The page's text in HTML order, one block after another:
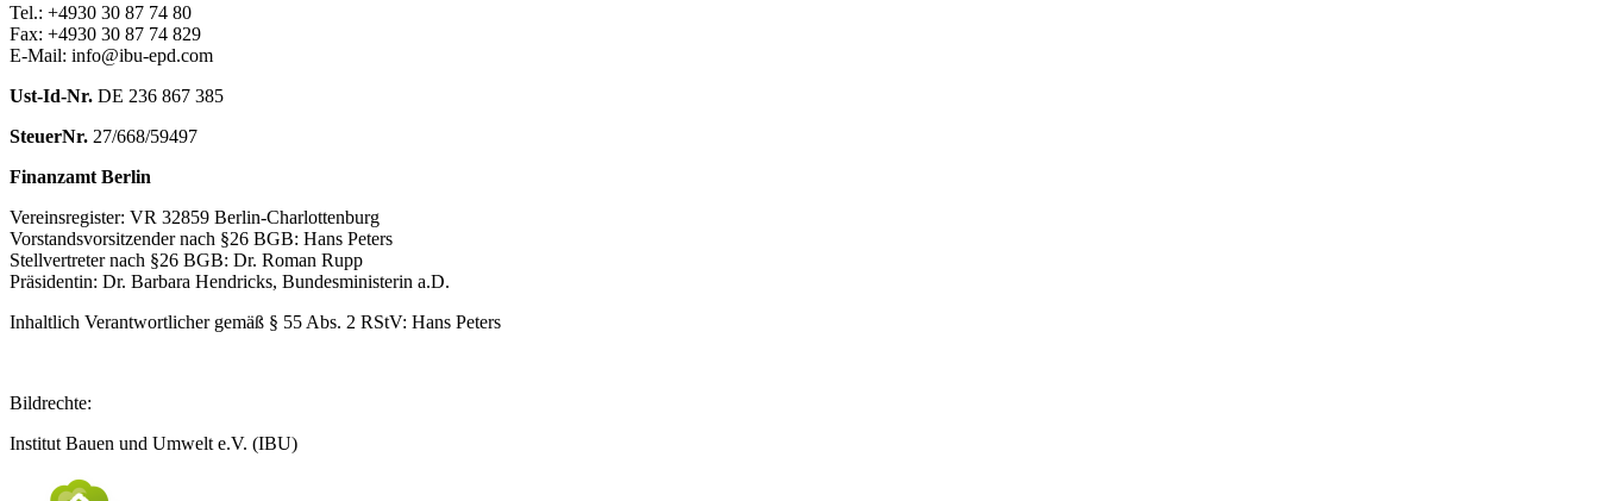
Tel.: +4930 30 87 74 80
Fax: +4930 30 87 74 829
E-Mail: info@ibu-epd.com
Ust-Id-Nr. DE 236 867 385
SteuerNr. 27/668/59497
Finanzamt Berlin
Vereinsregister: VR 32859 Berlin-Charlottenburg
Vorstandsvorsitzender nach §26 BGB: Hans Peters
Stellvertreter nach §26 BGB: Dr. Roman Rupp
Präsidentin: Dr. Barbara Hendricks, Bundesministerin a.D.
Inhaltlich Verantwortlicher gemäß § 55 Abs. 2 RStV: Hans Peters
Bildrechte:
Institut Bauen und Umwelt e.V. (IBU)